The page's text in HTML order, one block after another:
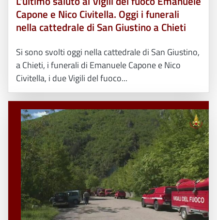
Capone e Nico Civitella. Oggi i funerali
nella cattedrale di San Giustino a Chieti
Si sono svolti oggi nella cattedrale di San Giustino,
a Chieti, i funerali di Emanuele Capone e Nico
Civitella, i due Vigili del fuoco...